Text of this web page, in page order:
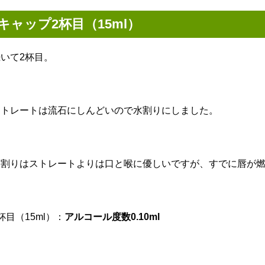
ャップ2杯目（15ml）
て2杯目。
レートは流石にしんどいので水割りにしました。
りはストレートよりは口と喉に優しいですが、すでに唇が燃
目（15ml）： アルコール度数0.10ml